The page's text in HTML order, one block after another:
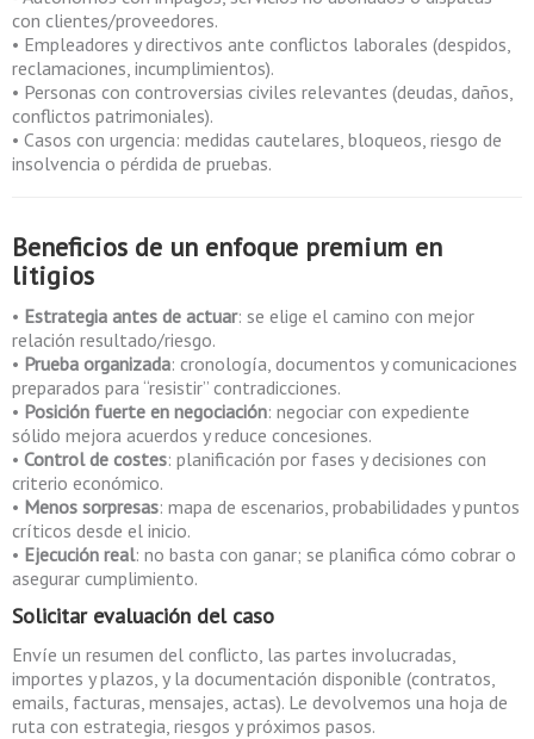
con clientes/proveedores.
• Empleadores y directivos ante conflictos laborales (despidos,
reclamaciones, incumplimientos).
• Personas con controversias civiles relevantes (deudas, daños,
conflictos patrimoniales).
• Casos con urgencia: medidas cautelares, bloqueos, riesgo de
insolvencia o pérdida de pruebas.
Beneficios de un enfoque premium en
litigios
• Estrategia antes de actuar: se elige el camino con mejor
relación resultado/riesgo.
• Prueba organizada: cronología, documentos y comunicaciones
preparados para “resistir” contradicciones.
• Posición fuerte en negociación: negociar con expediente
sólido mejora acuerdos y reduce concesiones.
• Control de costes: planificación por fases y decisiones con
criterio económico.
• Menos sorpresas: mapa de escenarios, probabilidades y puntos
críticos desde el inicio.
• Ejecución real: no basta con ganar; se planifica cómo cobrar o
asegurar cumplimiento.
Solicitar evaluación del caso
Envíe un resumen del conflicto, las partes involucradas,
importes y plazos, y la documentación disponible (contratos,
emails, facturas, mensajes, actas). Le devolvemos una hoja de
ruta con estrategia, riesgos y próximos pasos.